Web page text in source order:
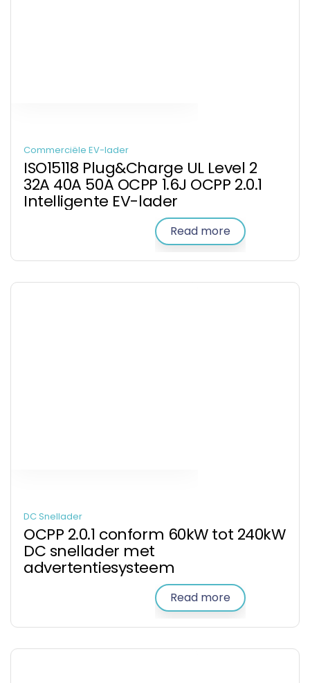
Commerciële EV-lader
ISO15118 Plug&Charge UL Level 2
32A 40A 50A OCPP 1.6J OCPP 2.0.1
Intelligente EV-lader
Read more
DC Snellader
OCPP 2.0.1 conform 60kW tot 240kW
DC snellader met
advertentiesysteem
Read more